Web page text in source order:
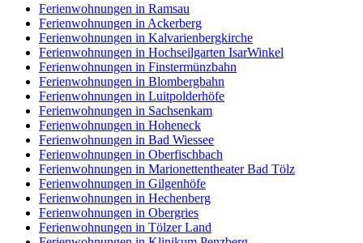
Ferienwohnungen in Ramsau
Ferienwohnungen in Ackerberg
Ferienwohnungen in Kalvarienbergkirche
Ferienwohnungen in Hochseilgarten IsarWinkel
Ferienwohnungen in Finstermünzbahn
Ferienwohnungen in Blombergbahn
Ferienwohnungen in Luitpolderhöfe
Ferienwohnungen in Sachsenkam
Ferienwohnungen in Hoheneck
Ferienwohnungen in Bad Wiessee
Ferienwohnungen in Oberfischbach
Ferienwohnungen in Marionettentheater Bad Tölz
Ferienwohnungen in Gilgenhöfe
Ferienwohnungen in Hechenberg
Ferienwohnungen in Obergries
Ferienwohnungen in Tölzer Land